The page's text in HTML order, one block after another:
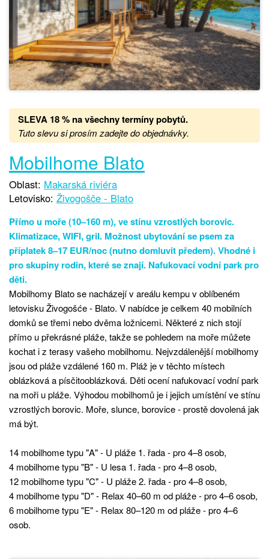
SLEVA 18 % navšechny termíny pobytů.
Tuto slevu si prosím zadejte do objednávky.
Mobilhome Blato
Oblast: Makarská riviéra
Letovisko: Živogošče - Blato
Přímo u moře (10–160 m), ve stínu vzrostlých borovic.
Klimatizace, WIFI, gril. Možnost ubytování se psem za
příplatek 8–17 EUR/noc (nutno domluvit předem). Vhodné i
pro skupiny rodin, které se znají. Nafukovací vodní park pro
děti.
Mobilhomy Blato se nacházejí v areálu kempu v oblíbeném
letovisku Živogošće - Blato. V nabídce je celkem 40 mobilních
domků se třemi nebo dvěma ložnicemi. Některé z nich stojí
přímo u překrásné pláže, takže se pohledem na moře můžete
kochat i z terasy vašeho mobilhomu. Nejvzdálenější mobilhomy
jsou od pláže vzdálené 160 m. Pláž je v těchto místech
oblázková a písčitooblázková. Děti ocení nafukovací vodní park
na moři u pláže. Výhodou mobilhomů je i jejich umístění ve stínu
vzrostlých borovic. Moře, slunce, borovice - prostě dovolená jak
má být.
14 mobilhome typu "A" - U pláže 1. řada - pro 4–8 osob,
4 mobilhome typu "B" - U lesa 1. řada - pro 4–8 osob,
12 mobilhome typu "C" - U pláže 2. řada - pro 4–8 osob,
4 mobilhome typu "D" - Relax 40–60 m od pláže - pro 4–6 osob,
6 mobilhome typu "E" - Relax 80–120 m od pláže - pro 4–6
osob.